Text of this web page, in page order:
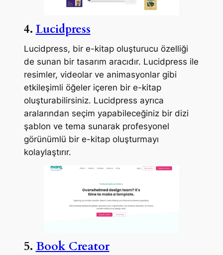
4. Lucidpress
Lucidpress, bir e-kitap oluşturucu özelliği
de sunan bir tasarım aracıdır. Lucidpress ile
resimler, videolar ve animasyonlar gibi
etkileşimli öğeler içeren bir e-kitap
oluşturabilirsiniz. Lucidpress ayrıca
aralarından seçim yapabileceğiniz bir dizi
şablon ve tema sunarak profesyonel
görünümlü bir e-kitap oluşturmayı
kolaylaştırır.
5. Book Creator